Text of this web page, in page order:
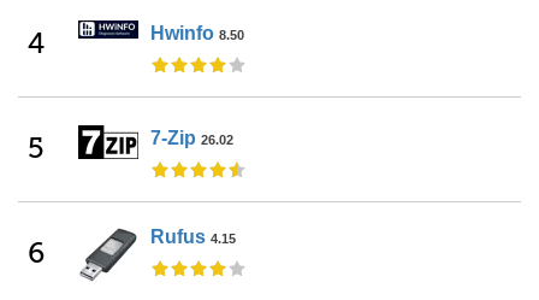
4 Hwinfo 8.50
5 7-Zip 26.02
6 Rufus 4.15